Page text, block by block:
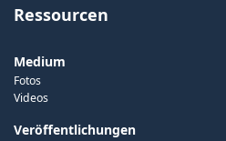
Ressourcen
Medium
Fotos
Videos
Veröffentlichungen